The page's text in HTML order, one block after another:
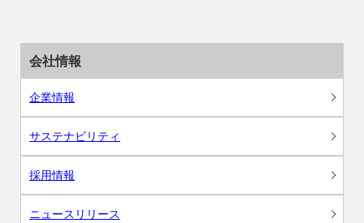
会社情報
企業情報
サステナビリティ
採用情報
ニュースリリース